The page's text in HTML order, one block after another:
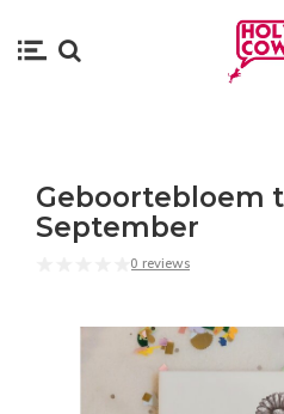
Geboortebloem
September
0 reviews